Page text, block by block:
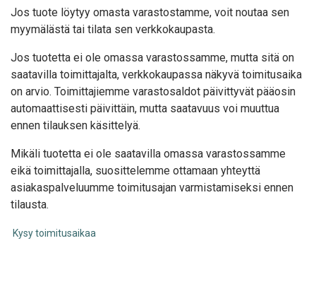
Jos tuote löytyy omasta varastostamme, voit noutaa sen
myymälästä tai tilata sen verkkokaupasta.
Jos tuotetta ei ole omassa varastossamme, mutta sitä on
saatavilla toimittajalta, verkkokaupassa näkyvä toimitusaika
on arvio. Toimittajiemme varastosaldot päivittyvät pääosin
automaattisesti päivittäin, mutta saatavuus voi muuttua
ennen tilauksen käsittelyä.
Mikäli tuotetta ei ole saatavilla omassa varastossamme
eikä toimittajalla, suosittelemme ottamaan yhteyttä
asiakaspalveluumme toimitusajan varmistamiseksi ennen
tilausta.
Kysy toimitusaikaa